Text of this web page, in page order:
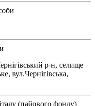
р-н, селище
вул.Чернігівська,
(пайового фонду)